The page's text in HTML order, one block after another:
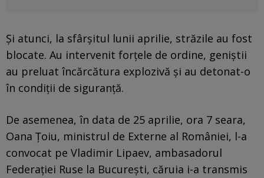
Și atunci, la sfârșitul lunii aprilie, străzile au fost
blocate. Au intervenit forțele de ordine, geniștii
au preluat încărcătura explozivă și au detonat-o
în condiții de siguranță.
De asemenea, în data de 25 aprilie, ora 7 seara,
Oana Țoiu, ministrul de Externe al României, l-a
convocat pe Vladimir Lipaev, ambasadorul
Federației Ruse la București, căruia i-a transmis